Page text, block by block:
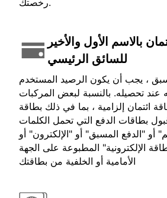
رخصتك.
بالاسم الأول والأخير
للسائق الرئيسي
، يجب أن يكون الرصيد المستخدم
عند تحصيله. بالنسبة لبعض المركبات
طلب 2 بطاقة ائتمان إلزامية ، بما في ذلك بطاقة
بطاقات الدفع التي تحمل الكلمات
أو "الدفع المسبق" أو "الإلكترون" أو
الإلكترونية" المطبوعة على الجهة
الأمامية أو الخلفية من بطاقتك